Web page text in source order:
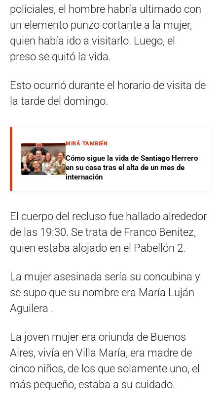
policiales, el hombre habría ultimado con
un elemento punzo cortante a la mujer,
quien había ido a visitarlo. Luego, el
preso se quitó la vida.
Esto ocurrió durante el horario de visita de
la tarde del domingo.
MIRÁ TAMBIÉN
Cómo sigue la vida de Santiago Herrero
en su casa tras el alta de un mes de
internación
El cuerpo del recluso fue hallado alrededor
de las 19:30. Se trata de Franco Benitez,
quien estaba alojado en el Pabellón 2.
La mujer asesinada sería su concubina y
se supo que su nombre era María Luján
Aguilera .
La joven mujer era oriunda de Buenos
Aires, vivía en Villa María, era madre de
cinco niños, de los que solamente uno, el
más pequeño, estaba a su cuidado.